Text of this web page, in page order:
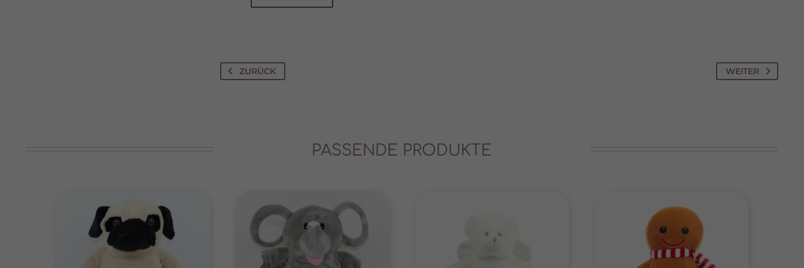
ZURÜCK WEITER
PASSENDE PRODUKTE
Wenn Cookies von externen Medien akzeptiert werden, bedarf der Zugriff auf diese Inhalte